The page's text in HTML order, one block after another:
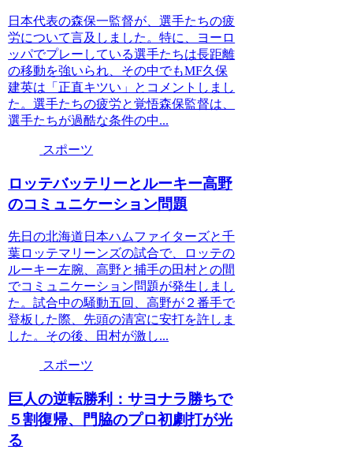
日本代表の森保一監督が、選手たちの疲
労について言及しました。特に、ヨーロ
ッパでプレーしている選手たちは長距離
の移動を強いられ、その中でもMF久保
建英は「正直キツい」とコメントしまし
た。選手たちの疲労と覚悟森保監督は、
選手たちが過酷な条件の中...
スポーツ
ロッテバッテリーとルーキー高野
のコミュニケーション問題
先日の北海道日本ハムファイターズと千
葉ロッテマリーンズの試合で、ロッテの
ルーキー左腕、高野と捕手の田村との間
でコミュニケーション問題が発生しまし
た。試合中の騒動五回、高野が２番手で
登板した際、先頭の清宮に安打を許しま
した。その後、田村が激し...
スポーツ
巨人の逆転勝利：サヨナラ勝ちで
５割復帰、門脇のプロ初劇打が光
る